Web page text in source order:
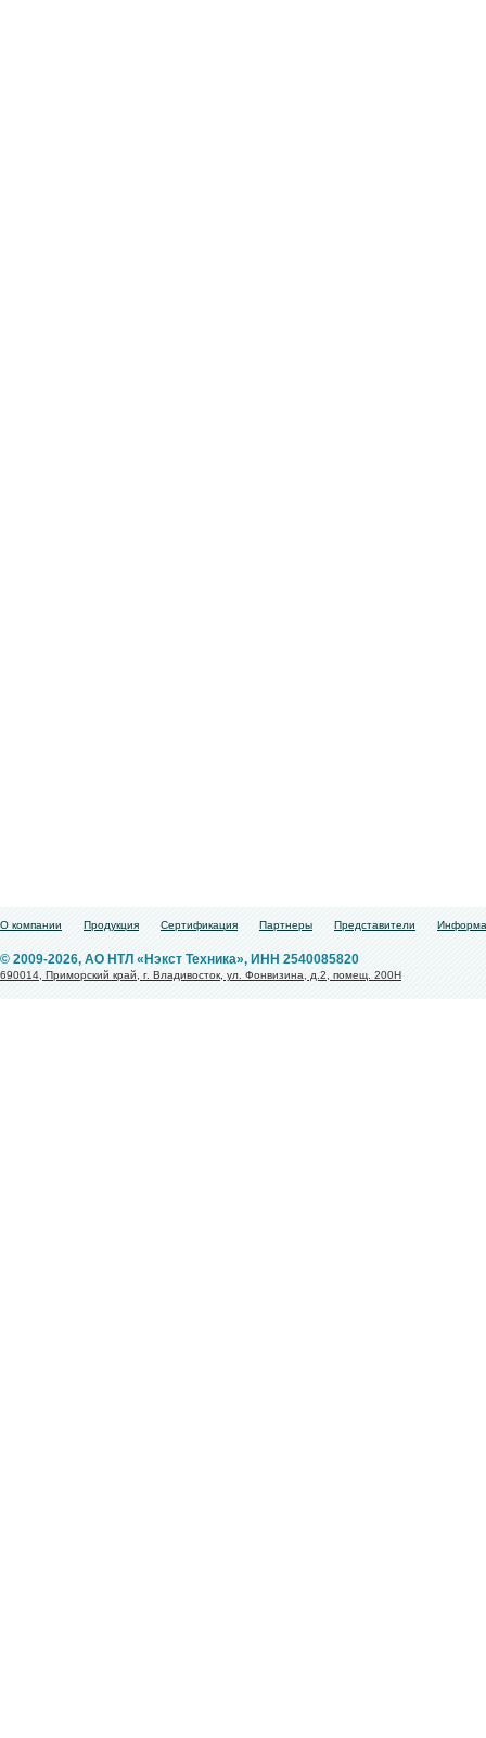
О компании Продукция Сертификация Партнеры Представители
© 2009-2026, АО НТЛ «Нэкст Техника», ИНН 2540085820
690014, Приморский край, г. Владивосток, ул. Фонвизина, д.2, помещ. 200Н